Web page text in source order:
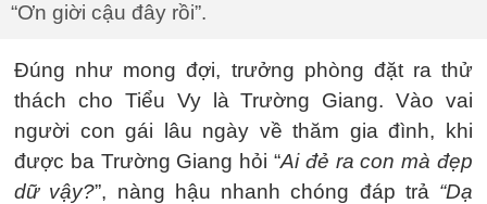
“Ơn giời cậu đây rồi”.
Đúng như mong đợi, trưởng phòng đặt ra thử
thách cho Tiểu Vy là Trường Giang. Vào vai
người con gái lâu ngày về thăm gia đình, khi
được ba Trường Giang hỏi “Ai đẻ ra con mà đẹp
dữ vậy?”, nàng hậu nhanh chóng đáp trả “Dạ